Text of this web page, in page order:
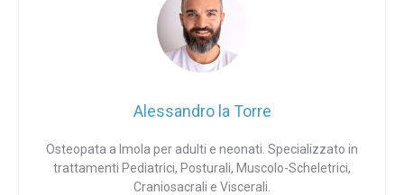
Alessandro la Torre
Osteopata a Imola per adulti e neonati. Specializzato in
trattamenti Pediatrici, Posturali, Muscolo-Scheletrici,
Craniosacrali e Viscerali.